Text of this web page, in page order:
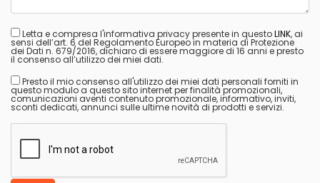
Letta e compresa l'informativa privacy presente in questoLINK, ai
sensi dell’art. 6 del Regolamento Europeo in materia di Protezione
dei Dati n. 679/2016, dichiaro di essere maggiore di 16 anni e presto
il consenso all’utilizzo dei miei dati.
Presto il mio consenso all'utilizzo dei miei dati personali forniti in
questo modulo a questo sito internet per finalità promozionali,
comunicazioni aventi contenuto promozionale, informativo, inviti,
sconti dedicati, annunci sulle ultime novità di prodotti e servizi.